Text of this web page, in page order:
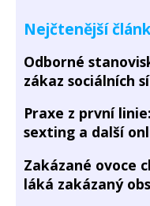
Nejčtenější
Odborné
zákaz sociálních
Praxe z první
sexting a další
Zakázané ovoce
láká zakázaný